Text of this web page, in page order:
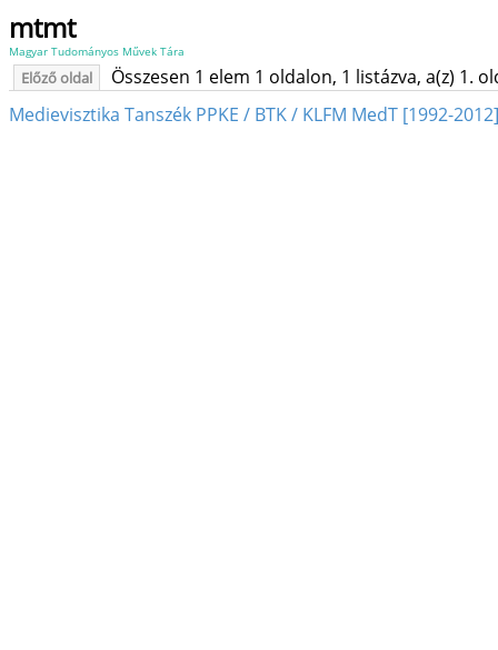
mtmt
Magyar Tudományos Művek Tára
Előző oldal
Összesen 1 elem 1 oldalon, 1 listázva, a(z) 1.
Medievisztika Tanszék PPKE / BTK / KLFM MedT [1992-2012]